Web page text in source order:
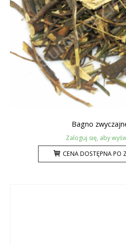
Bagno
Zaloguj się, aby
CENA DOSTĘPNA PO